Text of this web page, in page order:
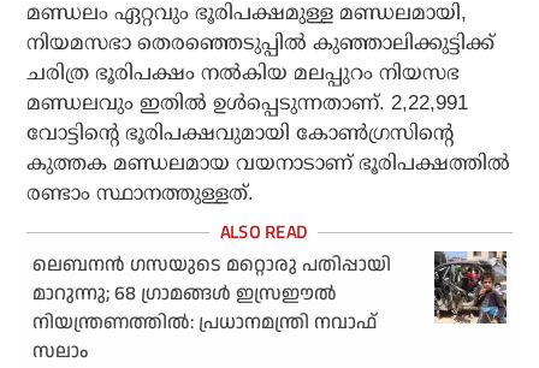
മണ്ഡലം ഏറ്റവും ഭൂരിപക്ഷമുള്ള മണ്ഡലമായി,
നിയമസഭാ തെരഞ്ഞെടുപ്പിൽ കുഞ്ഞാലിക്കുട്ടിക്ക്
ചരിത്ര ഭൂരിപക്ഷം നൽകിയ മലപ്പുറം നിയസഭ
മണ്ഡലവും ഇതിൽ ഉൾപ്പെടുന്നതാണ്. 2,22,991
വോട്ടിന്റെ ഭൂരിപക്ഷവുമായി കോൺഗ്രസിന്റെ
കുത്തക മണ്ഡലമായ വയനാടാണ് ഭൂരിപക്ഷത്തിൽ
രണ്ടാം സ്ഥാനത്തുള്ളത്.
ലെബനൻ ഗസയുടെ മറ്റൊരു പതിപ്പായി
മാറുന്നു; 68 ഗ്രാമങ്ങൾ ഇസ്രഈൽ
നിയന്ത്രണത്തിൽ: പ്രധാനമന്ത്രി നവാഫ്
സലാം